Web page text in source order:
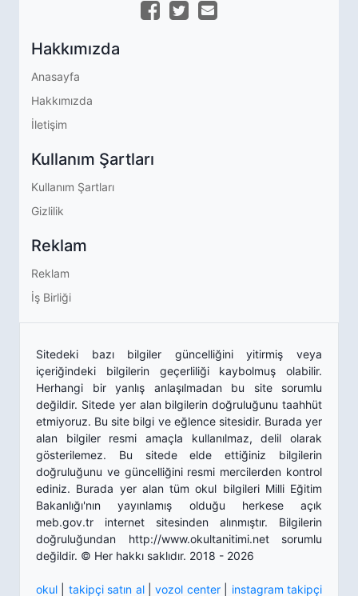
Hakkımızda
Anasayfa
Hakkımızda
İletişim
Kullanım Şartları
Kullanım Şartları
Gizlilik
Reklam
Reklam
İş Birliği
Sitedeki bazı bilgiler güncelliğini yitirmiş veya
içeriğindeki bilgilerin geçerliliği kaybolmuş olabilir.
Herhangi bir yanlış anlaşılmadan bu site sorumlu
değildir. Sitede yer alan bilgilerin doğruluğunu taahhüt
etmiyoruz. Bu site bilgi ve eğlence sitesidir. Burada yer
alan bilgiler resmi amaçla kullanılmaz, delil olarak
gösterilemez. Bu sitede elde ettiğiniz bilgilerin
doğruluğunu ve güncelliğini resmi mercilerden kontrol
ediniz. Burada yer alan tüm okul bilgileri Milli Eğitim
Bakanlığı'nın yayınlamış olduğu herkese açık
meb.gov.tr internet sitesinden alınmıştır. Bilgilerin
doğruluğundan http://www.okultanitimi.net sorumlu
değildir. © Her hakkı saklıdır. 2018 - 2026
okul takipçi satın al|vozol center| instagram takipçi